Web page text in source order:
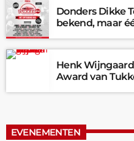
Donders Dikke
bekend, maar
Henk
Award van
EVENEMENTEN